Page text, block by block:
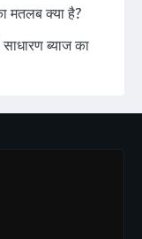
क्या है?
ब्याज का